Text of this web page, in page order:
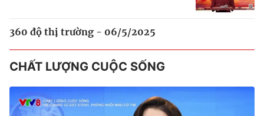
360 độ thị trường - 06/5/2025
CHẤT LƯỢNG CUỘC SỐNG